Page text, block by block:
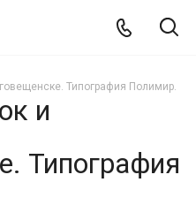
Типография Полимир.
и
Типография